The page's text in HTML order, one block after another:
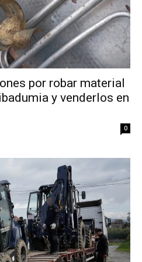
por robar material
y venderlos en
0